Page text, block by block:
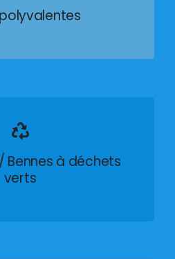
Bennes à déchets
verts